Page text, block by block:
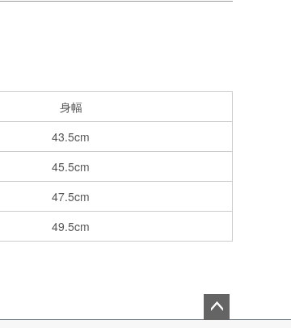
身幅
43.5cm
45.5cm
47.5cm
49.5cm